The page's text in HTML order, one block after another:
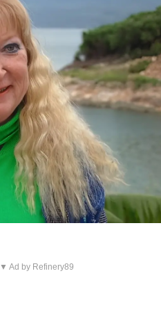
▼ Ad by Refinery89